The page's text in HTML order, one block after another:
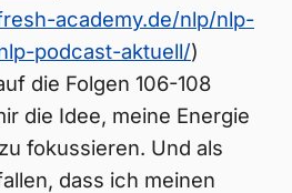
academy.de/nlp/nlp-
podcast-aktuell/)
die Folgen 106-108
die Idee, meine Energie
fokussieren. Und als
dass ich meinen